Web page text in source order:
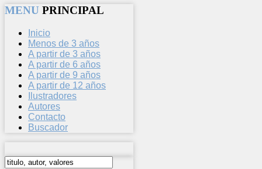
MENU PRINCIPAL
Inicio
Menos de 3 años
A partir de 3 años
A partir de 6 años
A partir de 9 años
A partir de 12 años
Ilustradores
Autores
Contacto
Buscador